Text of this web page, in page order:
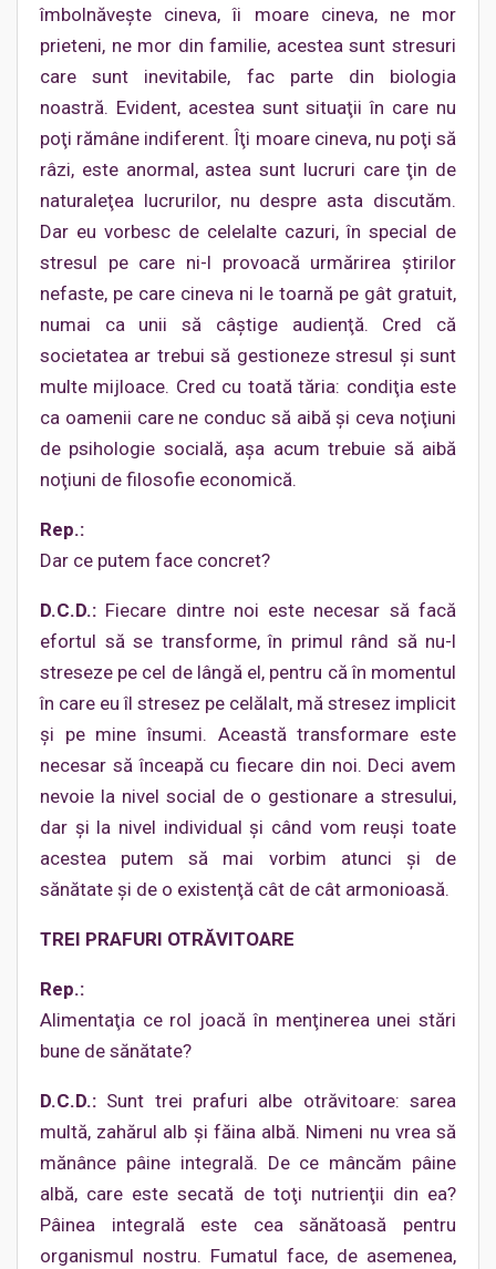
îmbolnăveşte cineva, îi moare cineva, ne mor
prieteni, ne mor din familie, acestea sunt stresuri
care sunt inevitabile, fac parte din biologia
noastră. Evident, acestea sunt situaţii în care nu
poţi rămâne indiferent. Îţi moare cineva, nu poţi să
râzi, este anormal, astea sunt lucruri care ţin de
naturaleţea lucrurilor, nu despre asta discutăm.
Dar eu vorbesc de celelalte cazuri, în special de
stresul pe care ni-l provoacă urmărirea ştirilor
nefaste, pe care cineva ni le toarnă pe gât gratuit,
numai ca unii să câştige audienţă. Cred că
societatea ar trebui să gestioneze stresul şi sunt
multe mijloace. Cred cu toată tăria: condiţia este
ca oamenii care ne conduc să aibă şi ceva noţiuni
de psihologie socială, aşa acum trebuie să aibă
noţiuni de filosofie economică.
Rep.:
Dar ce putem face concret?
D.C.D.: Fiecare dintre noi este necesar să facă
efortul să se transforme, în primul rând să nu-l
streseze pe cel de lângă el, pentru că în momentul
în care eu îl stresez pe celălalt, mă stresez implicit
şi pe mine însumi. Această transformare este
necesar să înceapă cu fiecare din noi. Deci avem
nevoie la nivel social de o gestionare a stresului,
dar şi la nivel individual şi când vom reuşi toate
acestea putem să mai vorbim atunci şi de
sănătate şi de o existenţă cât de cât armonioasă.
TREI PRAFURI OTRĂVITOARE
Rep.:
Alimentaţia ce rol joacă în menţinerea unei stări
bune de sănătate?
D.C.D.: Sunt trei prafuri albe otrăvitoare: sarea
multă, zahărul alb şi făina albă. Nimeni nu vrea să
mănânce pâine integrală. De ce mâncăm pâine
albă, care este secată de toţi nutrienţii din ea?
Pâinea integrală este cea sănătoasă pentru
organismul nostru. Fumatul face, de asemenea,